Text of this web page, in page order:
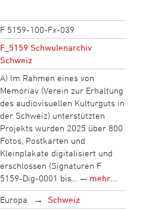
F 5159-100-Fx-039
F_5159 Schwulenarchiv
Schweiz
A) Im Rahmen eines von
Memoriav (Verein zur Erhaltung
des audiovisuellen Kulturguts in
der Schweiz) unterstützten
Projekts wurden 2025 über 800
Fotos, Postkarten und
Kleinplakate digitalisiert und
erschlossen (Signaturen F
5159-Dig-0001 bis… — mehr...
Europa
Schweiz